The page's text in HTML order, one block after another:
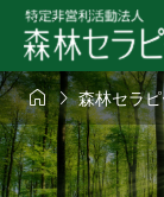
森林セラ